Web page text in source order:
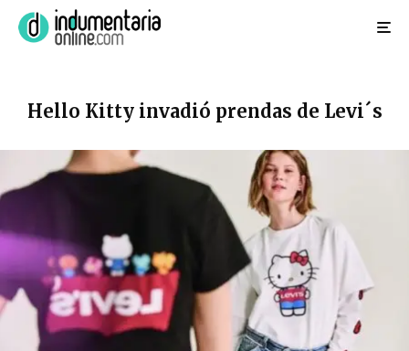
Hello Kitty invadió prendas de Levi´s